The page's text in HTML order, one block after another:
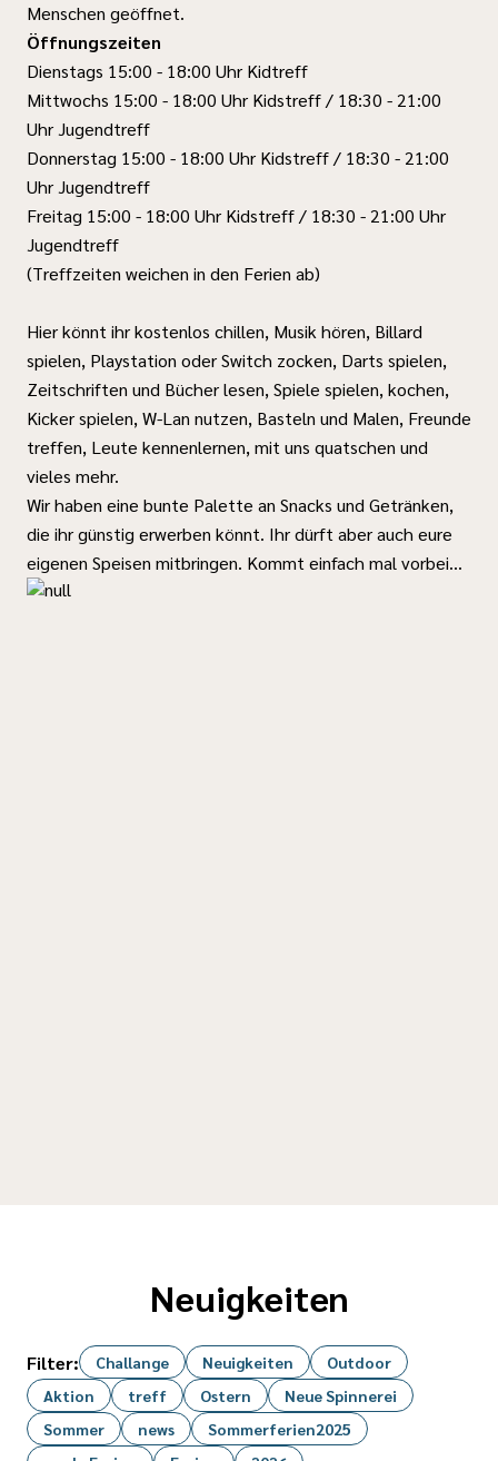
Menschen geöffnet.
Öffnungszeiten
Dienstags 15:00 - 18:00 Uhr Kidtreff
Mittwochs 15:00 - 18:00 Uhr Kidstreff / 18:30 - 21:00
Uhr Jugendtreff
Donnerstag 15:00 - 18:00 Uhr Kidstreff / 18:30 - 21:00
Uhr Jugendtreff
Freitag 15:00 - 18:00 Uhr Kidstreff / 18:30 - 21:00 Uhr
Jugendtreff
(Treffzeiten weichen in den Ferien ab)
Hier könnt ihr kostenlos chillen, Musik hören, Billard
spielen, Playstation oder Switch zocken, Darts spielen,
Zeitschriften und Bücher lesen, Spiele spielen, kochen,
Kicker spielen, W-Lan nutzen, Basteln und Malen, Freunde
treffen, Leute kennenlernen, mit uns quatschen und
vieles mehr.
Wir haben eine bunte Palette an Snacks und Getränken,
die ihr günstig erwerben könnt. Ihr dürft aber auch eure
eigenen Speisen mitbringen. Kommt einfach mal vorbei...
Neuigkeiten
Filter: Challange Neuigkeiten
Outdoor
Aktion
treff Ostern
Neue Spinnerei
Sommer
news
Sommerferien2025